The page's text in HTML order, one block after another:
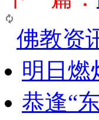
佛教资
明日燃
恭逢“